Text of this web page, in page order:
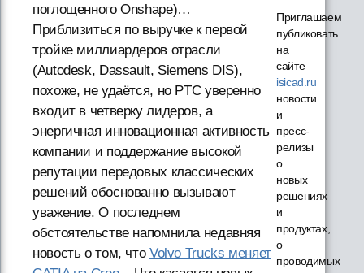
поглощенного Onshape)…
Приблизиться по выручке к первой
тройке миллиардеров отрасли
(Autodesk, Dassault, Siemens DIS),
похоже, не удаётся, но PTC уверенно
входит в четверку лидеров, а
энергичная инновационная активность
компании и поддержание высокой
репутации передовых классических
решений обоснованно вызывают
уважение. О последнем
обстоятельстве напомнила недавняя
новость о том, что Volvo Trucks меняет
Приглашаем
публиковать
на
сайте
isicad.ru
новости
и
пресс-
релизы
о
новых
решениях
и
продуктах,
о
проводимых